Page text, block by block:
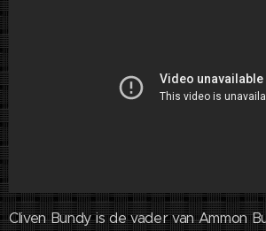
Cliven Bundy is de vader van Ammon